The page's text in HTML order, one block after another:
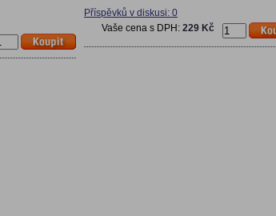
Příspěvků v diskusi: 0
Vaše cena s DPH: 229 Kč